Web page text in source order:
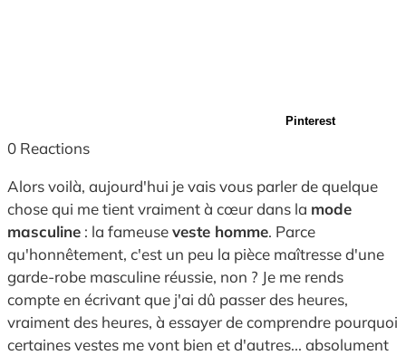
Pinterest
0 Reactions
Alors voilà, aujourd'hui je vais vous parler de quelque
chose qui me tient vraiment à cœur dans la mode
masculine : la fameuseveste homme. Parce
qu'honnêtement, c'est un peu la pièce maîtresse d'une
garde-robe masculine réussie, non ? Je me rends
compte en écrivant que j'ai dû passer des heures,
vraiment des heures, à essayer de comprendre pourquoi
certaines vestes me vont bien et d'autres... absolument